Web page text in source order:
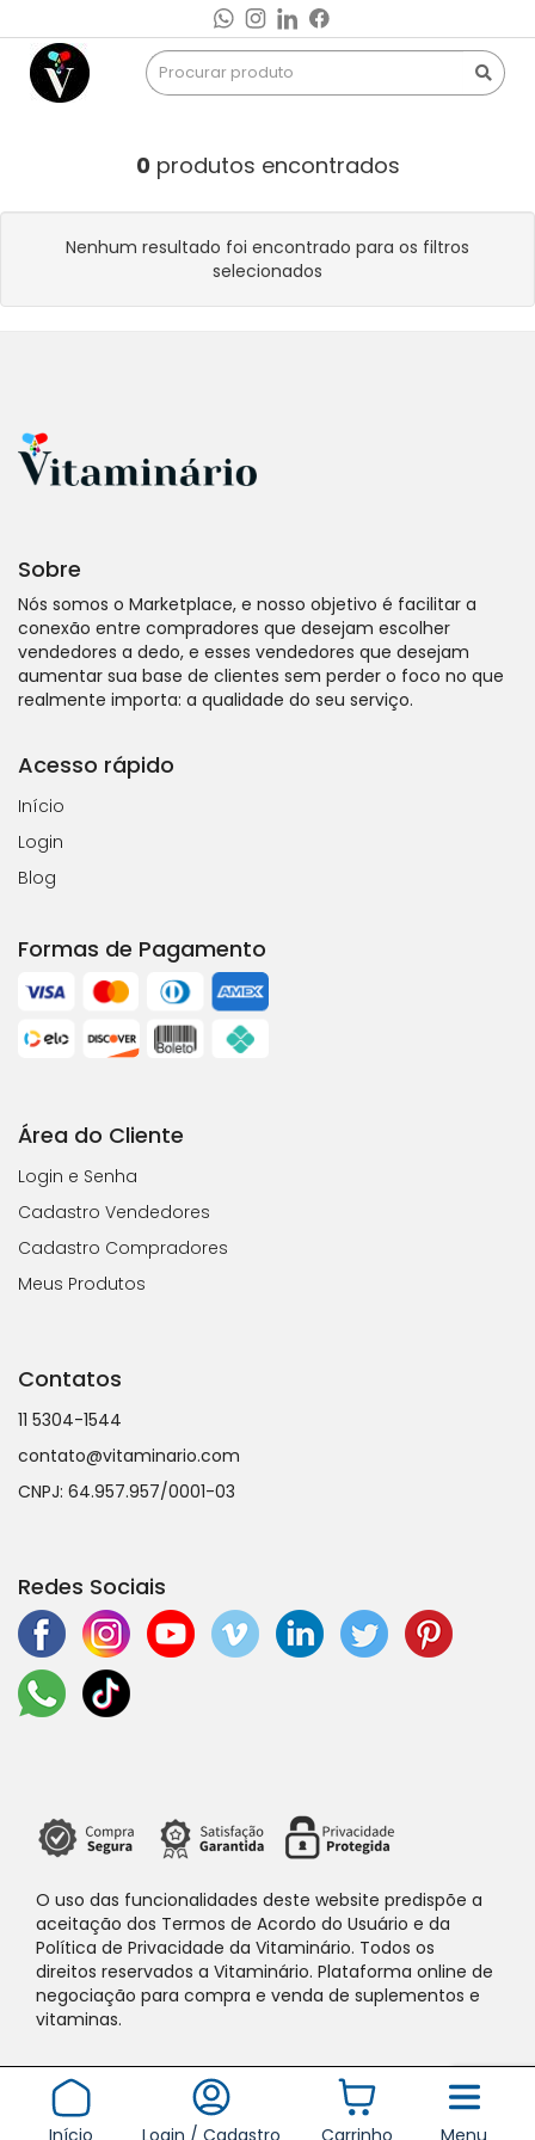
0 produtos encontrados
Nenhum resultado foi encontrado para os filtros
selecionados
Sobre
Nós somos o Marketplace, e nosso objetivo é facilitar a
conexão entre compradores que desejam escolher
vendedores a dedo, e esses vendedores que desejam
aumentar sua base de clientes sem perder o foco no que
realmente importa: a qualidade do seu serviço.
Acesso rápido
Início
Login
Blog
Formas de Pagamento
Área do Cliente
Login e Senha
Cadastro Vendedores
Cadastro Compradores
Meus Produtos
Contatos
11 5304-1544
contato@vitaminario.com
CNPJ: 64.957.957/0001-03
Redes Sociais
O uso das funcionalidades deste website predispõe a
aceitação dos Termos de Acordo do Usuário e da
Política de Privacidade da Vitaminário. Todos os
direitos reservados a Vitaminário. Plataforma online de
negociação para compra e venda de suplementos e
vitaminas.
Início Login / Cadastro Carrinho Menu